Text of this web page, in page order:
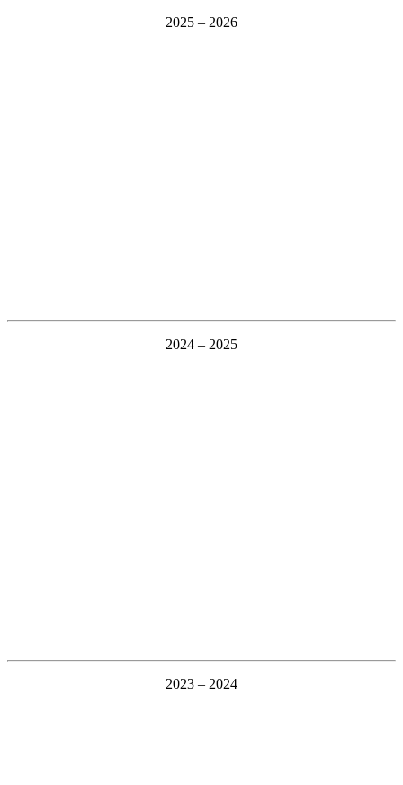
2025 – 2026
2024 – 2025
2023 – 2024